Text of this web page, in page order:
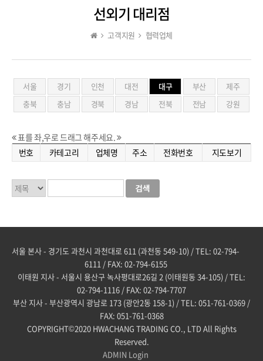
선외기 대리점
고객지원 협력업체
서울 경기 인천 대전 대구 부산
제주
충북
충남 경북 경남 전북 전남 강원
표를 좌,우로 드래그 해주세요.
번호
카테고리 업체명 주소 전화번호 지도보기
서울 본사 - 경기도 과천시 과천대로 611 (과천동 549-10) / TEL: 02-794-
6111 / FAX: 02-794-6155
이태원 지사 - 서울시 용산구 녹사평대로26길 2 (이태원동 34-105) / TEL:
02-794-1116 / FAX: 02-794-7707
부산 지사 - 부산광역시 광남로 173 (광안2동 158-1) / TEL: 051-761-0369 /
FAX: 051-761-0368
COPYRIGHT©2020 HWACHANG TRADING CO., LTD All Rights
Reserved.
ADMIN Login